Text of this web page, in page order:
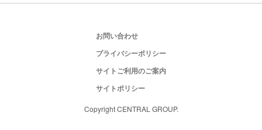
お問い合わせ
プライバシーポリシー
サイトご利用のご案内
サイトポリシー
Copyright CENTRAL GROUP.